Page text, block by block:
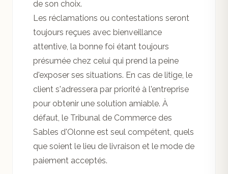
de son choix.
Les réclamations ou contestations seront
toujours reçues avec bienveillance
attentive, la bonne foi étant toujours
présumée chez celui qui prend la peine
d'exposer ses situations. En cas de litige, le
client s'adressera par priorité à l'entreprise
pour obtenir une solution amiable. À
défaut, le Tribunal de Commerce des
Sables d'Olonne est seul compétent, quels
que soient le lieu de livraison et le mode de
paiement acceptés.